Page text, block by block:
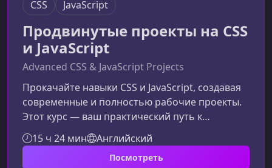
CSS
JavaScript
Продвинутые проекты на CSS
и JavaScript
Advanced CSS & JavaScript Projects
Прокачайте навыки CSS и JavaScript, создавая
современные и полностью рабочие проекты.
Этот курс — ваш практический путь к
созданию динамичных интерфейсов,
управлению данными, работе с API и
превращению идей в настоящие веб-
15 ч 24 мин Английский
Посмотреть